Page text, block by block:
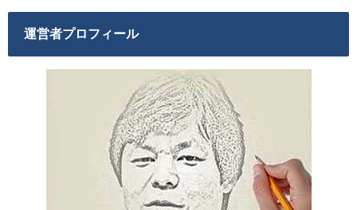
運営者プロフィール